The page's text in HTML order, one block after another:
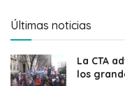
Últimas noticias
La CTA
los